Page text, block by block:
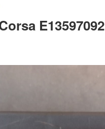
E13597092